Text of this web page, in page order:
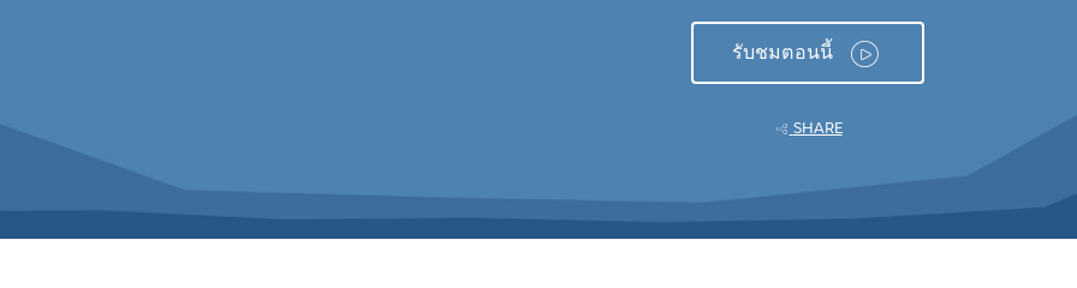
รับชมตอนนี้
SHARE